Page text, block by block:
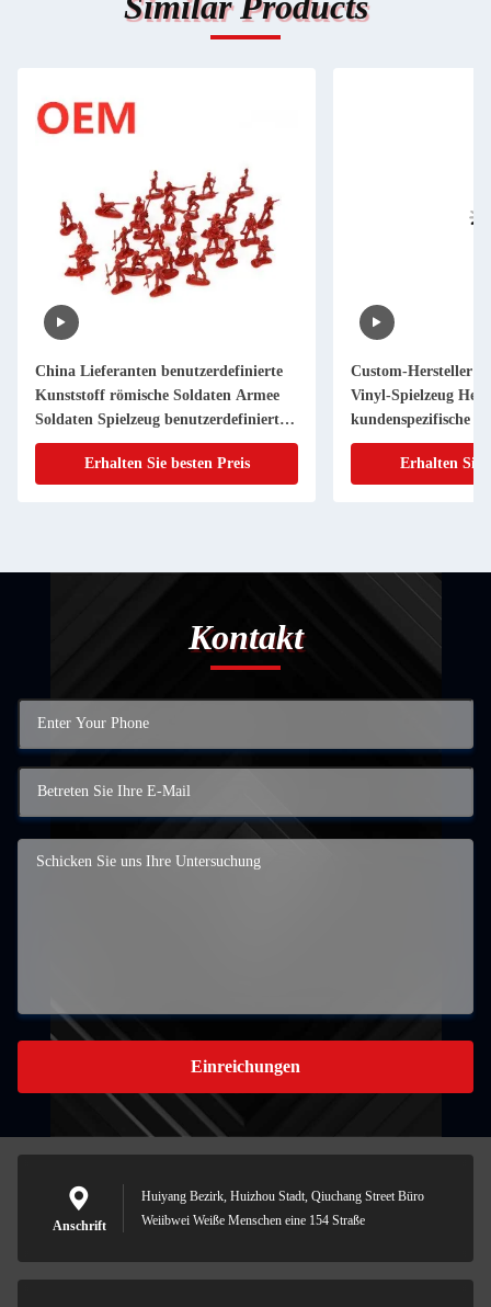
China Lieferanten benutzerdefinierte
Kunststoff römische Soldaten Armee
Soldaten Spielzeug benutzerdefinierte
Figur
Erhalten Sie besten Preis
Custom-Hersteller
Vinyl-Spielzeug
kundenspezifische
Erhalten Sie
Kontakt
Einreichungen
Anschrift
Huiyang Bezirk, Huizhou Stadt, Qiuchang Street Büro
Weiibwei Weiße Menschen eine 154 Straße